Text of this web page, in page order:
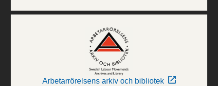
Arbetarrörelsens arkiv och bibliotek